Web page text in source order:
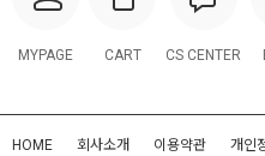
MYPAGE CART CS CENTER
HOME 회사소개 이용약관 개인